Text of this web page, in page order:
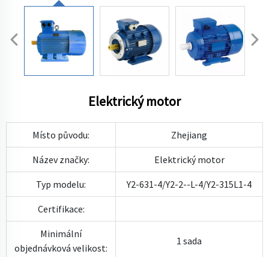
Elektrický motor
Místo původu: Zhejiang
Název značky: Elektrický motor
Typ modelu: Y2-631-4/Y2-2--L-4/Y2-315L1-4
Certifikace:
Minimální
objednávková velikost:
1 sada